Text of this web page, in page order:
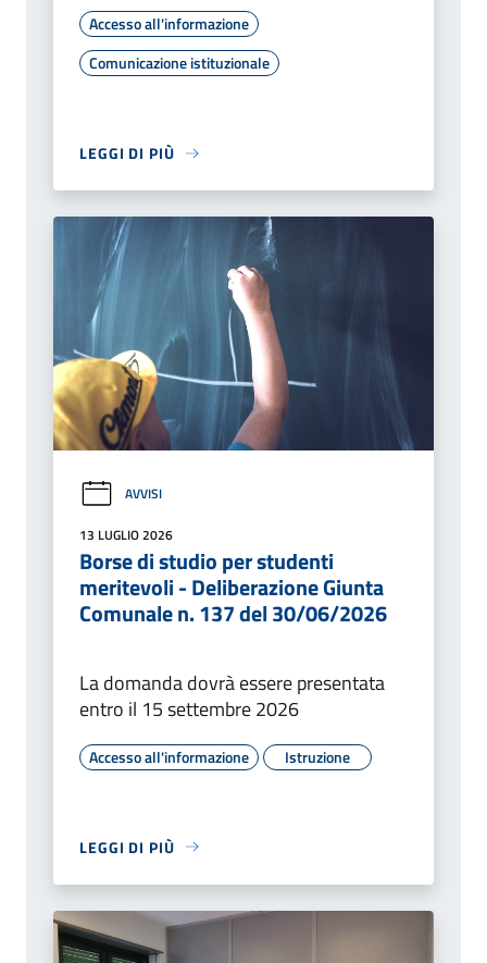
Accesso all'informazione
Comunicazione istituzionale
LEGGI DI PIÙ
AVVISI
13 LUGLIO 2026
Borse di studio per studenti
meritevoli - Deliberazione Giunta
Comunale n. 137 del 30/06/2026
La domanda dovrà essere presentata
entro il 15 settembre 2026
Accesso all'informazione Istruzione
LEGGI DI PIÙ